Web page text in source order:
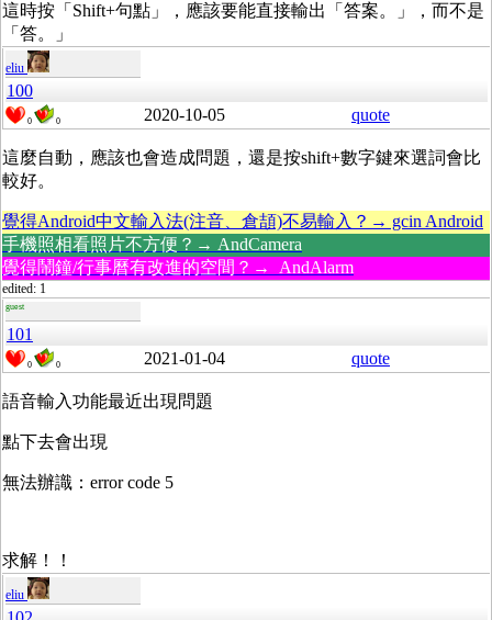
這時按「Shift+句點」，應該要能直接輸出「答案。」，而不是
「答。」
eliu
100
0 0 2020-10-05 quote
這麼自動，應該也會造成問題，還是按shift+數字鍵來選詞會比
較好。
覺得Android中文輸入法(注音、倉頡)不易輸入？→ gcin Android
手機照相看照片不方便？→ AndCamera
覺得鬧鐘/行事曆有改進的空間？→ AndAlarm
edited: 1
guest
101
0 0 2021-01-04 quote
語音輸入功能最近出現問題
點下去會出現
無法辦識：error code 5
求解！！
eliu